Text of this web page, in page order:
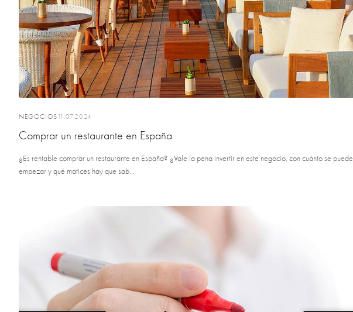
NEGOCIOS 11.07.2024
Comprar un restaurante en España
¿Es rentable comprar un restaurante en España? ¿Vale la pena invertir en este negocio, con cuánto se puede
empezar y qué matices hay que sab...